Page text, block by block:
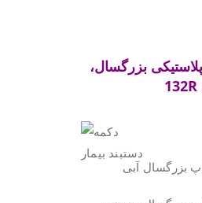
بزرگسال،
132R